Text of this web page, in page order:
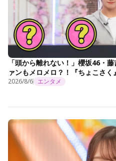
「頭から離れない！」櫻坂46・
ァンもメロメロ？！『ちょこさく
2026/8/6 エンタメ